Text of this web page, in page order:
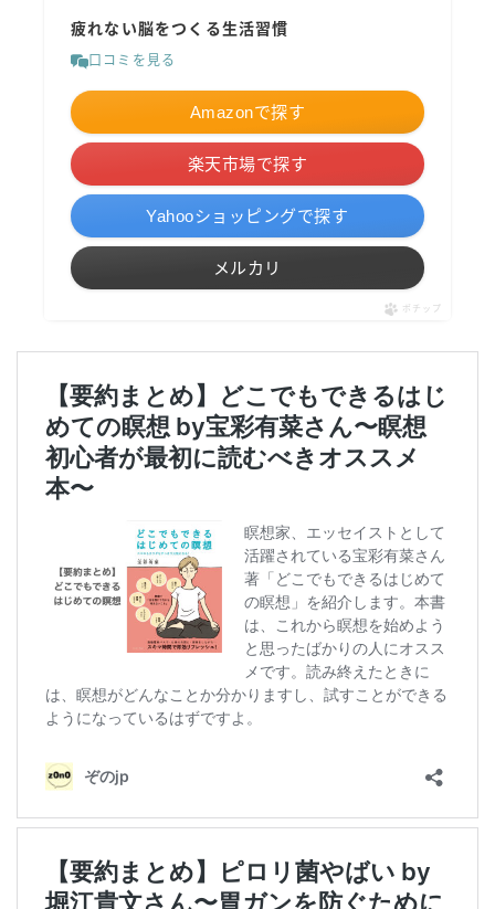
疲れない脳をつくる生活習慣
口コミを見る
Amazonで探す
楽天市場で探す
Yahooショッピングで探す
メルカリ
ポチップ